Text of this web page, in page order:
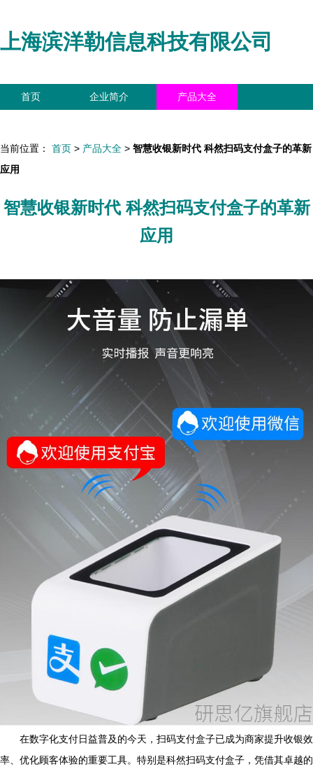
上海滨洋勒信息科技有限公司
首页 企业简介 产品大全
当前位置： 首页 > 产品大全 > 智慧收银新时代 科然扫码支付盒子的革新
应用
智慧收银新时代 科然扫码支付盒子的革新
应用
在数字化支付日益普及的今天，扫码支付盒子已成为商家提升收银效
率、优化顾客体验的重要工具。特别是科然扫码支付盒子，凭借其卓越的